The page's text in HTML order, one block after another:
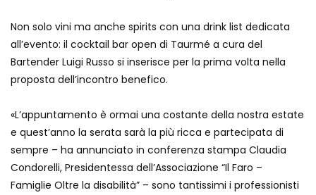
Non solo vini ma anche spirits con una drink list dedicata
all’evento: il cocktail bar open di Taurmé a cura del
Bartender Luigi Russo si inserisce per la prima volta nella
proposta dell’incontro benefico.
«L’appuntamento è ormai una costante della nostra estate
e quest’anno la serata sarà la più ricca e partecipata di
sempre – ha annunciato in conferenza stampa Claudia
Condorelli, Presidentessa dell’Associazione “Il Faro –
Famiglie Oltre la disabilità” – sono tantissimi i professionisti